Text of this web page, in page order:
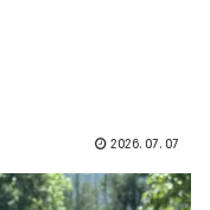
2026.07.07